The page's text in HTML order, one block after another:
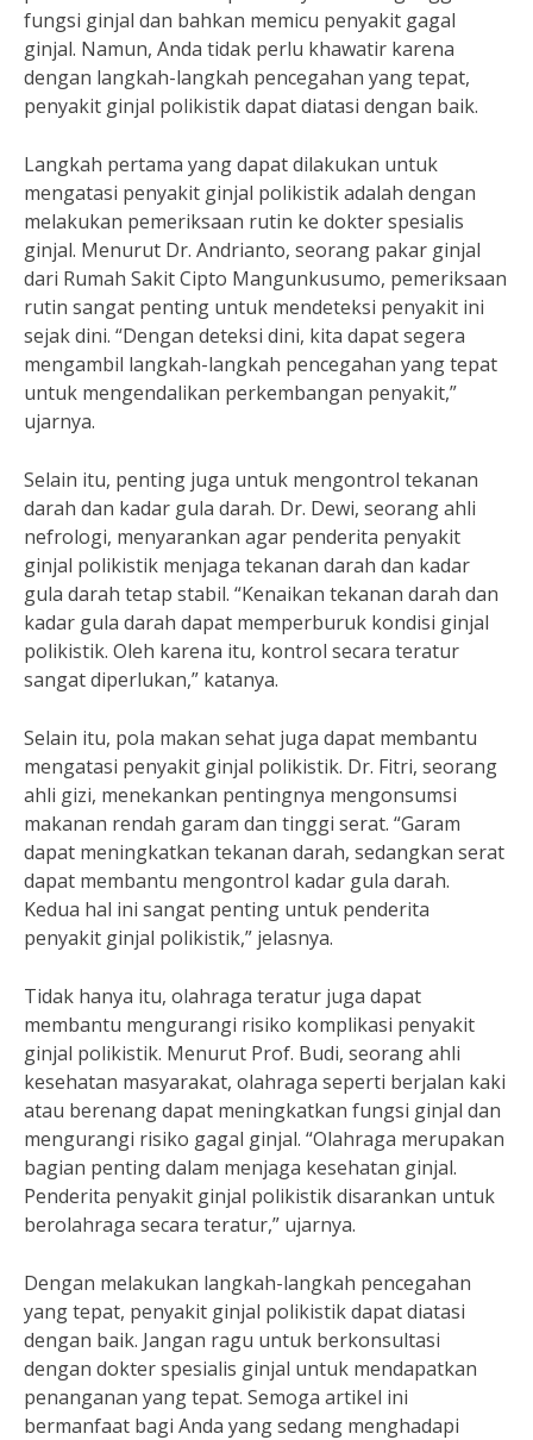
fungsi ginjal dan bahkan memicu penyakit gagal
ginjal. Namun, Anda tidak perlu khawatir karena
dengan langkah-langkah pencegahan yang tepat,
penyakit ginjal polikistik dapat diatasi dengan baik.
Langkah pertama yang dapat dilakukan untuk
mengatasi penyakit ginjal polikistik adalah dengan
melakukan pemeriksaan rutin ke dokter spesialis
ginjal. Menurut Dr. Andrianto, seorang pakar ginjal
dari Rumah Sakit Cipto Mangunkusumo, pemeriksaan
rutin sangat penting untuk mendeteksi penyakit ini
sejak dini. “Dengan deteksi dini, kita dapat segera
mengambil langkah-langkah pencegahan yang tepat
untuk mengendalikan perkembangan penyakit,”
ujarnya.
Selain itu, penting juga untuk mengontrol tekanan
darah dan kadar gula darah. Dr. Dewi, seorang ahli
nefrologi, menyarankan agar penderita penyakit
ginjal polikistik menjaga tekanan darah dan kadar
gula darah tetap stabil. “Kenaikan tekanan darah dan
kadar gula darah dapat memperburuk kondisi ginjal
polikistik. Oleh karena itu, kontrol secara teratur
sangat diperlukan,” katanya.
Selain itu, pola makan sehat juga dapat membantu
mengatasi penyakit ginjal polikistik. Dr. Fitri, seorang
ahli gizi, menekankan pentingnya mengonsumsi
makanan rendah garam dan tinggi serat. “Garam
dapat meningkatkan tekanan darah, sedangkan serat
dapat membantu mengontrol kadar gula darah.
Kedua hal ini sangat penting untuk penderita
penyakit ginjal polikistik,” jelasnya.
Tidak hanya itu, olahraga teratur juga dapat
membantu mengurangi risiko komplikasi penyakit
ginjal polikistik. Menurut Prof. Budi, seorang ahli
kesehatan masyarakat, olahraga seperti berjalan kaki
atau berenang dapat meningkatkan fungsi ginjal dan
mengurangi risiko gagal ginjal. “Olahraga merupakan
bagian penting dalam menjaga kesehatan ginjal.
Penderita penyakit ginjal polikistik disarankan untuk
berolahraga secara teratur,” ujarnya.
Dengan melakukan langkah-langkah pencegahan
yang tepat, penyakit ginjal polikistik dapat diatasi
dengan baik. Jangan ragu untuk berkonsultasi
dengan dokter spesialis ginjal untuk mendapatkan
penanganan yang tepat. Semoga artikel ini
bermanfaat bagi Anda yang sedang menghadapi